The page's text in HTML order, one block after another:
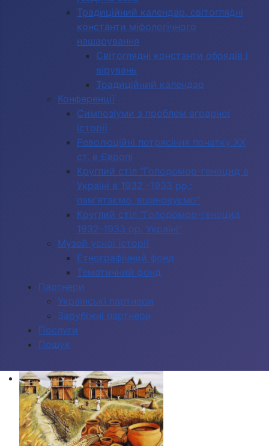
Традиційний календар, світоглядні
константи міфологічного
нашарування
Світоглядні константи обрядів і
вірувань
Традиційний календар
Конференції
Симпозіуми з проблем аграрної
історії
Революційні потрясіння початку ХХ
ст. в Європі
Круглий стіл "Голодомор-геноцид в
Україні в 1932 -1933 рр.:
пам'ятаємо, вшановуємо"
Круглий стіл "Голодомор-геноцид
1932-1933 рр. Україні"
Музей усної історії
Етнографічний фонд
Тематичний фонд
Партнери
Українські партнери
Зарубіжні партнери
Послуги
Пошук